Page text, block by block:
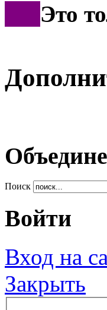
Это
Поиск
Войти
Вход на
Закрыть